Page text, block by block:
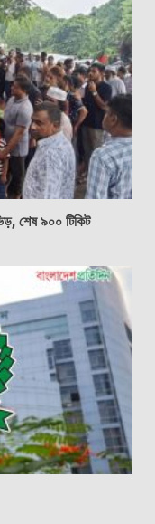
শেষ ৯০০ টিকিট